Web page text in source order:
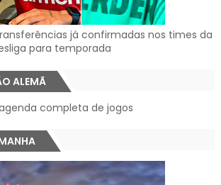
já confirmadas nos times da
para temporada
ALEMÃ
completa de jogos